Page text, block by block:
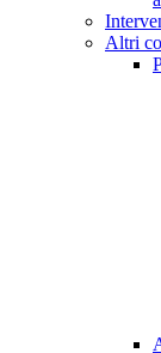
Altri